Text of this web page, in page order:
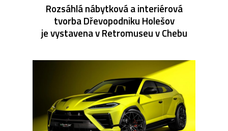
Rozsáhlá nábytková a interiérová
tvorba Dřevopodniku Holešov
je vystavena v Retromuseu v Chebu